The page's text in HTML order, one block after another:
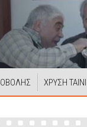
ΧΡΥΣΗ